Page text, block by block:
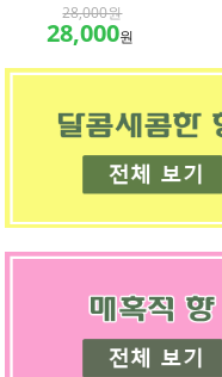
28,000원
28,000원